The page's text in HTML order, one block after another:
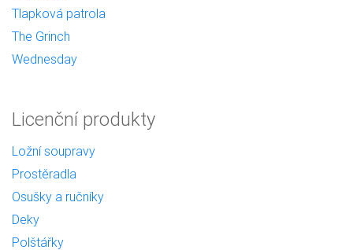
Tlapková patrola
The Grinch
Wednesday
Licenční produkty
Ložní soupravy
Prostěradla
Osušky a ručníky
Deky
Polštářky